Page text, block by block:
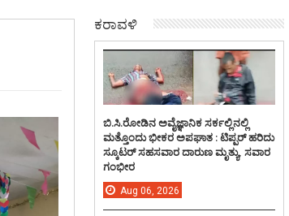
ಕರಾವಳಿ
ಬಿ.ಸಿ.ರೋಡಿನ ಅವೈಜ್ಞಾನಿಕ ಸರ್ಕಲ್ಲಿನಲ್ಲಿ
ಮತ್ತೊಂದು ಭೀಕರ ಅಪಘಾತ : ಟಿಪ್ಪರ್ ಹರಿದು
ಸ್ಕೂಟರ್ ಸಹಸವಾರ ದಾರುಣ ಮೃತ್ಯು, ಸವಾರ
ಗಂಭೀರ
Aug 06, 2026